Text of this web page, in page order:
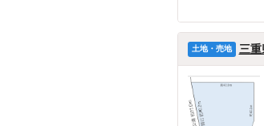
土地・売地 三